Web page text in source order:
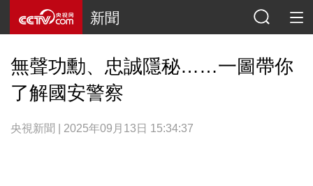
新聞
無聲功勳、忠誠隱秘……一圖帶你
了解國安警察
央視新聞 | 2025年09月13日 15:34:37